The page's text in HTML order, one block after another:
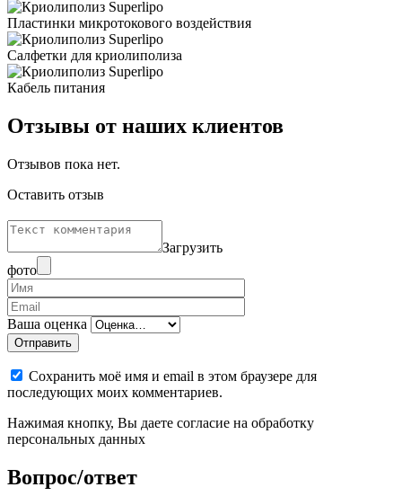
Пластинки микротокового воздействия
Салфетки для криолиполиза
Кабель питания
Отзывы от наших клиентов
Отзывов пока нет.
Оставить отзыв
Загрузить
фото
Ваша оценка
Отправить
Сохранить моё имя и email в этом браузере для
последующих моих комментариев.
Нажимая кнопку, Вы даете согласие на обработку
персональных данных
Вопрос/ответ